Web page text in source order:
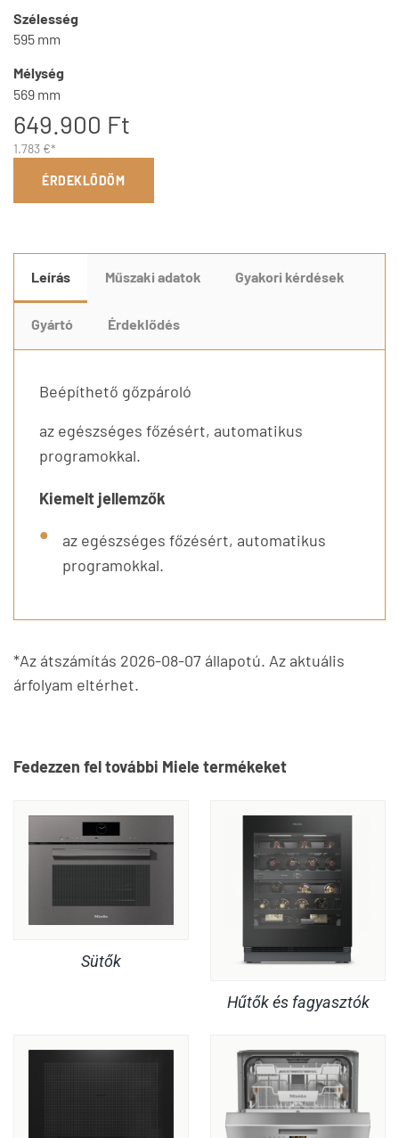
Szélesség
595 mm
Mélység
569 mm
649.900 Ft
1.783 €*
ÉRDEKLŐDÖM
Leírás Műszaki adatok Gyakori kérdések
Gyártó Érdeklődés
Beépíthető gőzpároló
az egészséges főzésért, automatikus
programokkal.
Kiemelt jellemzők
az egészséges főzésért, automatikus
programokkal.
*Az átszámítás 2026-08-07 állapotú. Az aktuális
árfolyam eltérhet.
Fedezzen fel további Miele termékeket
Sütők
Hűtők és fagyasztók